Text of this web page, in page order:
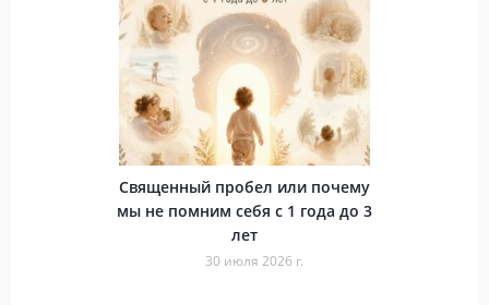
Священный пробел или почему
мы не помним себя с 1 года до 3
лет
30 июля 2026 г.